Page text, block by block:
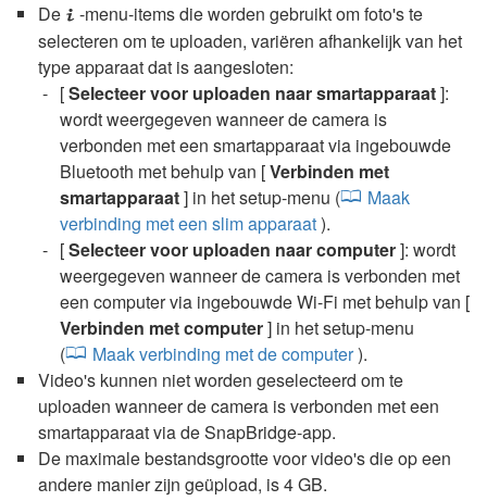
De i -menu-items die worden gebruikt om foto's te
selecteren om te uploaden, variëren afhankelijk van het
type apparaat dat is aangesloten:
[Selecteer voor uploaden naar smartapparaat]:
wordt weergegeven wanneer de camera is
verbonden met een smartapparaat via ingebouwde
Bluetooth met behulp van [Verbinden met
smartapparaat] in het setup-menu (
Maak
verbinding met een slim apparaat).
[Selecteer voor uploaden naar computer]: wordt
weergegeven wanneer de camera is verbonden met
een computer via ingebouwde Wi-Fi met behulp van [
Verbinden met computer] in het setup-menu
(
Maak verbinding met de computer).
Video's kunnen niet worden geselecteerd om te
uploaden wanneer de camera is verbonden met een
smartapparaat via de SnapBridge-app.
De maximale bestandsgrootte voor video's die op een
andere manier zijn geüpload, is 4 GB.